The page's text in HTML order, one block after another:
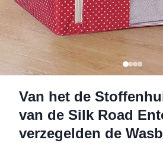
Van het de
van de Silk Road
verzegelden de